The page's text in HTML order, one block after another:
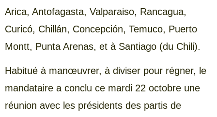
Arica, Antofagasta, Valparaiso, Rancagua,
Curicó, Chillán, Concepción, Temuco, Puerto
Montt, Punta Arenas, et à Santiago (du Chili).
Habitué à manœuvrer, à diviser pour régner, le
mandataire a conclu ce mardi 22 octobre une
réunion avec les présidents des partis de